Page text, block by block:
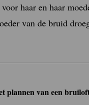
haar en haar
van de bruid
plannen van een